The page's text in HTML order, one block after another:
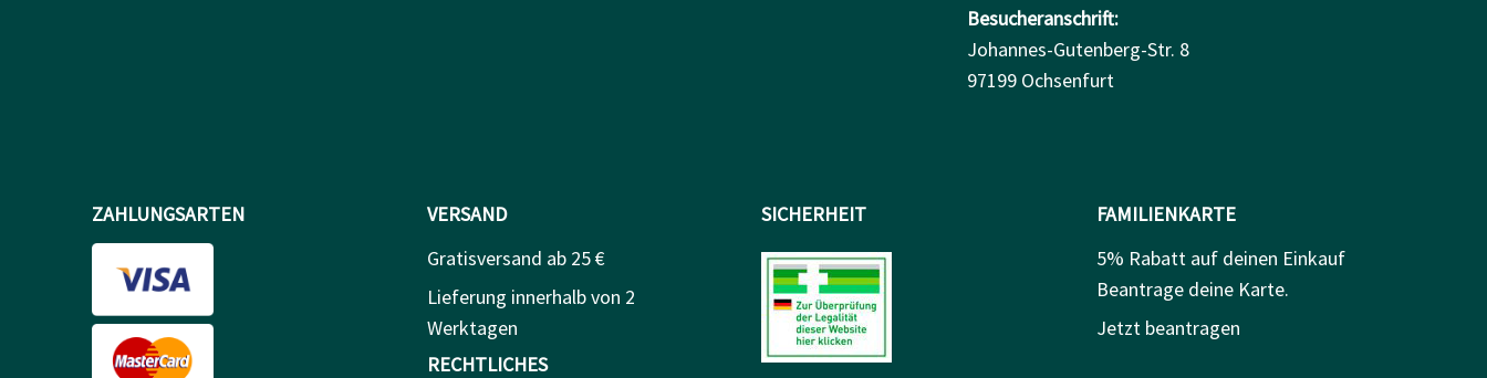
Besucheranschrift:
Johannes-Gutenberg-Str. 8
97199 Ochsenfurt
ZAHLUNGSARTEN
VERSAND
Gratisversand ab 25 €
Lieferung innerhalb von 2
Werktagen
RECHTLICHES
SICHERHEIT
FAMILIENKARTE
5% Rabatt auf deinen Einkauf
Beantrage deine Karte.
Jetzt beantragen